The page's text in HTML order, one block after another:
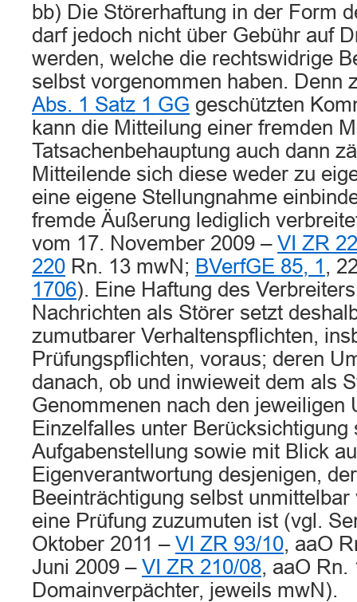
bb) Die Störerhaftung in der Form
darf jedoch nicht über Gebühr auf
werden, welche die rechtswidrige
selbst vorgenommen haben. Denn
Abs. 1 Satz 1 GG geschützten
kann die Mitteilung einer fremden
Tatsachenbehauptung auch dann
Mitteilende sich diese weder zu
eine eigene Stellungnahme
fremde Äußerung lediglich
vom 17. November 2009 – VI ZR
220 Rn. 13 mwN; BVerfGE 85, 1 ,
1706). Eine Haftung des
Nachrichten als Störer setzt
zumutbarer Verhaltenspflichten,
Prüfungspflichten, voraus; deren
danach, ob und inwieweit dem als
Genommenen nach den jeweiligen
Einzelfalles unter
Aufgabenstellung sowie mit Blick
Eigenverantwortung desjenigen,
Beeinträchtigung selbst
eine Prüfung zuzumuten ist (vgl.
Oktober 2011 – VI ZR 93/10, aaO
Juni 2009 – VI ZR 210/08, aaO Rn.
Domainverpächter, jeweils mwN).